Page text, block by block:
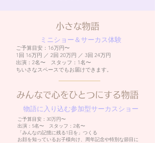
小さな物語
​ ミニショー＆サーカス体験
ご予算目安：16万円〜
1回 16万円 ／ 2回 20万円 ／ 3回 24万円
出演：2名〜 スタッフ：1名〜
ちいさなスペースでもお届けできます。
みんなで心をひとつにする物語
​ 物語に入り込む参加型サーカスショー
ご予算目安：30万円〜
出演：5名〜 スタッフ：2名〜
「みんなの記憶に残る1日を」つくる
​お顔を知っているお子様向け、周年記念や特別な節目に